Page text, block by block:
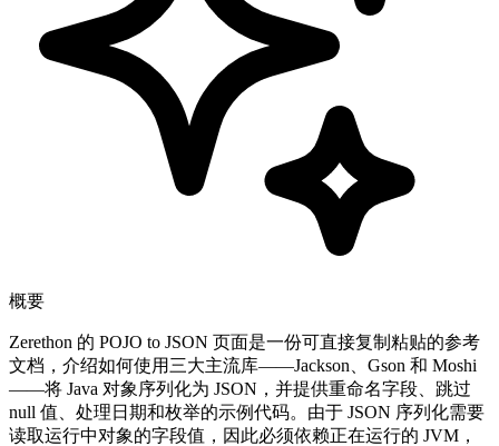
概要
Zerethon 的 POJO to JSON 页面是一份可直接复制粘贴的参考
文档，介绍如何使用三大主流库——Jackson、Gson 和 Moshi
——将 Java 对象序列化为 JSON，并提供重命名字段、跳过
null 值、处理日期和枚举的示例代码。由于 JSON 序列化需要
读取运行中对象的字段值，因此必须依赖正在运行的 JVM，